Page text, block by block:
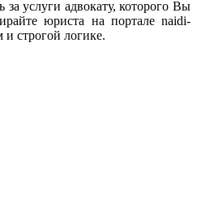
услуги адвокату, которого Вы
юриста на портале naidi-
строгой логике.